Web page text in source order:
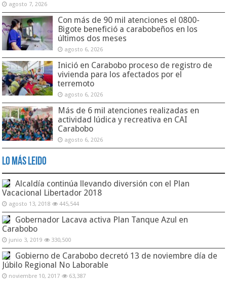
agosto 7, 2026
Con más de 90 mil atenciones el 0800-
Bigote benefició a carabobeños en los
últimos dos meses
agosto 6, 2026
Inició en Carabobo proceso de registro de
vivienda para los afectados por el
terremoto
agosto 6, 2026
Más de 6 mil atenciones realizadas en
actividad lúdica y recreativa en CAI
Carabobo
agosto 6, 2026
Lo Más Leido
Alcaldía continúa llevando diversión con el Plan
Vacacional Libertador 2018
agosto 13, 2018 445,544
Gobernador Lacava activa Plan Tanque Azul en
Carabobo
junio 3, 2019 330,500
Gobierno de Carabobo decretó 13 de noviembre día de
Júbilo Regional No Laborable
noviembre 10, 2017 63,387